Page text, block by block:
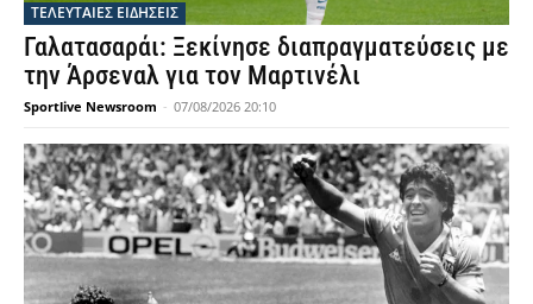
ΤΕΛΕΥΤΑΙΕΣ ΕΙΔΗΣΕΙΣ
Γαλατασαράι: Ξεκίνησε διαπραγματεύσεις με
την Άρσεναλ για τον Μαρτινέλι
Sportlive Newsroom - 07/08/2026 20:10